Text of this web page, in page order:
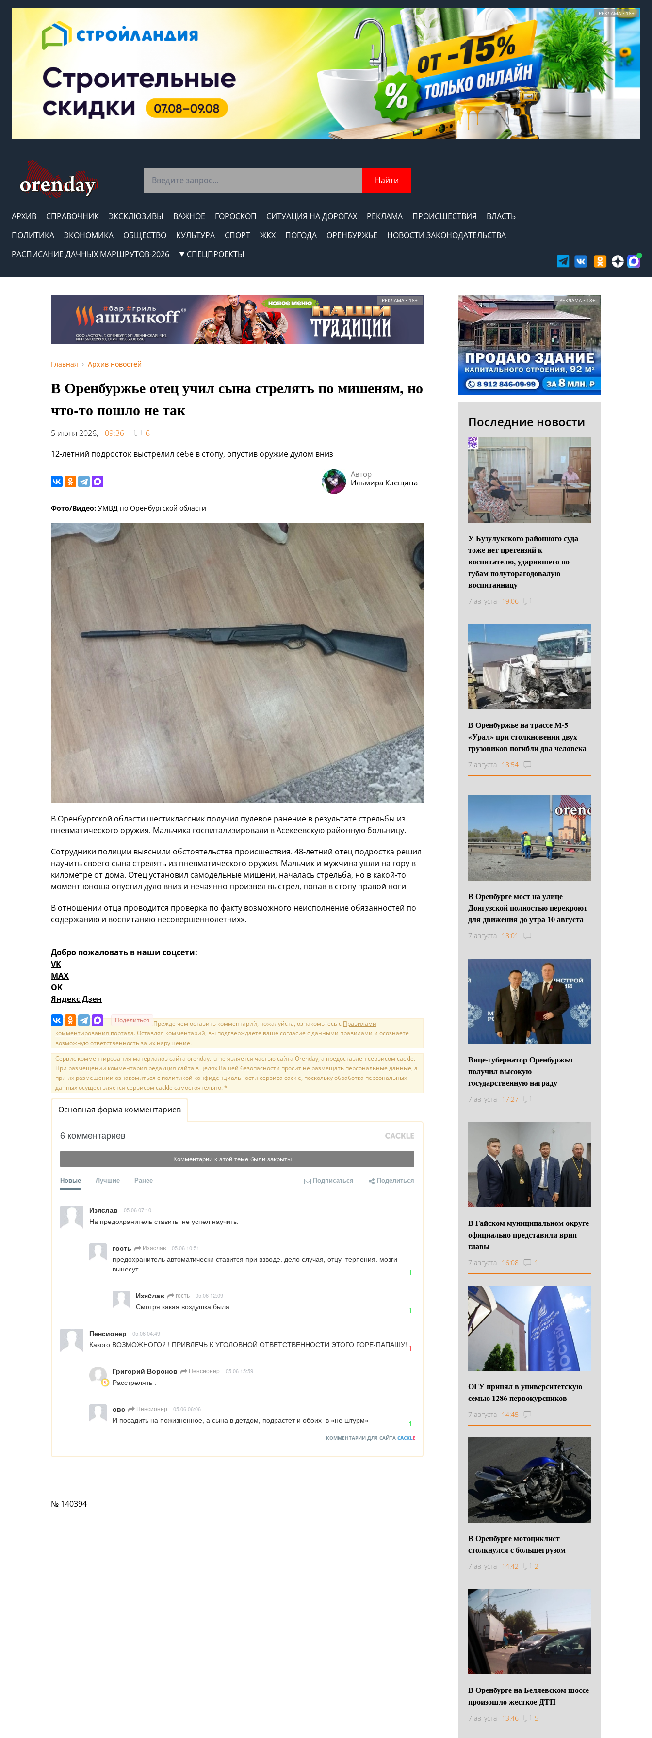
РЕКЛАМА • 18+
Найти
АРХИВ СПРАВОЧНИК ЭКСКЛЮЗИВЫ ВАЖНОЕ ГОРОСКОП СИТУАЦИЯ НА ДОРОГАХ РЕКЛАМА ПРОИСШЕСТВИЯ
ВЛАСТЬ
ПОЛИТИКА
ЭКОНОМИКА ОБЩЕСТВО КУЛЬТУРА СПОРТ ЖКХ ПОГОДА ОРЕНБУРЖЬЕ
НОВОСТИ ЗАКОНОДАТЕЛЬСТВА
РАСПИСАНИЕ ДАЧНЫХ МАРШРУТОВ-2026
СПЕЦПРОЕКТЫ
РЕКЛАМА • 18+
Главная Архив новостей
В Оренбуржье отец учил сына стрелять по мишеням, но
что-то пошло не так
5 июня 2026, 09:36
6
12-летний подросток выстрелил себе в стопу, опустив оружие дулом вниз
Автор
Ильмира Клещина
Фото/Видео: УМВД по Оренбургской области
В Оренбургской области шестиклассник получил пулевое ранение в результате стрельбы из
пневматического оружия. Мальчика госпитализировали в Асекеевскую районную больницу.
Сотрудники полиции выяснили обстоятельства происшествия. 48-летний отец подростка решил
научить своего сына стрелять из пневматического оружия. Мальчик и мужчина ушли на гору в
километре от дома. Отец установил самодельные мишени, началась стрельба, но в какой-то
момент юноша опустил дуло вниз и нечаянно произвел выстрел, попав в стопу правой ноги.
В отношении отца проводится проверка по факту возможного неисполнение обязанностей по
содержанию и воспитанию несовершеннолетних».
Добро пожаловать в наши соцсети:
VK
MAX
OK
Яндекс Дзен
Поделиться Прежде чем оставить комментарий, пожалуйста, ознакомьтесь с Правилами
комментирования портала. Оставляя комментарий, вы подтверждаете ваше согласие с данными правилами и осознаете
возможную ответственность за их нарушение.
Сервис комментирования материалов сайта orenday.ru не является частью сайта Orenday, а предоставлен сервисом cackle.
При размещении комментария редакция сайта в целях Вашей безопасности просит не размещать персональные данные, а
при их размещении ознакомиться с политикой конфиденциальности сервиса cackle, поскольку обработка персональных
данных осуществляется сервисом cackle самостоятельно. *
Основная форма комментариев
6 комментариев
Комментарии к этой теме были закрыты
Новые Лучшие Ранее Подписаться Поделиться
Изяcлав 05.06 07:10
На предохранитель ставить  не успел научить.
гость Изяcлав 05.06 10:51
предохранитель автоматически ставится при взводе. дело случая, отцу  терпения. мозги
вынесут.
1
Изяcлав гость 05.06 12:09
Смотря какая воздушка была 1
Пенсионер 05.06 04:49
Какого ВОЗМОЖНОГО? ! ПРИВЛЕЧЬ К УГОЛОВНОЙ ОТВЕТСТВЕННОСТИ ЭТОГО ГОРЕ-ПАПАШУ!-1
Григорий Воронов Пенсионер 05.06 15:59
Расстрелять .
овс Пенсионер 05.06 06:06
И посадить на пожизненное, а сына в детдом, подрастет и обоих  в «не штурм» 1
КОММЕНТАРИИ ДЛЯ САЙТА CACKLE
№ 140394
РЕКЛАМА • 18+
Последние новости
У Бузулукского районного суда
тоже нет претензий к
воспитателю, ударившего по
губам полуторагодовалую
воспитанницу
7 августа 19:06
В Оренбуржье на трассе М-5
«Урал» при столкновении двух
грузовиков погибли два человека
7 августа 18:54
В Оренбурге мост на улице
Донгузской полностью перекроют
для движения до утра 10 августа
7 августа 18:01
Вице-губернатор Оренбуржья
получил высокую
государственную награду
7 августа 17:27
В Гайском муниципальном округе
официально представили врип
главы
7 августа 16:08 1
ОГУ принял в университетскую
семью 1286 первокурсников
7 августа 14:45
В Оренбурге мотоциклист
столкнулся с большегрузом
7 августа 14:42 2
В Оренбурге на Беляевском шоссе
произошло жесткое ДТП
7 августа 13:46 5